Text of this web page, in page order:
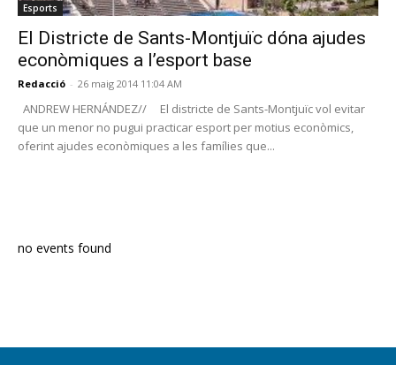
Esports
El Districte de Sants-Montjuïc dóna ajudes
econòmiques a l’esport base
Redacció - 26 maig 2014 11:04 AM
ANDREW HERNÁNDEZ// El districte de Sants-Montjuïc vol evitar
que un menor no pugui practicar esport per motius econòmics,
oferint ajudes econòmiques a les famílies que...
no events found